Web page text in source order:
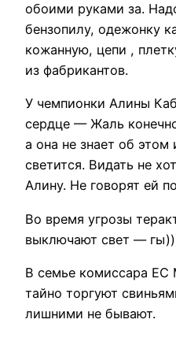
обоими руками за.
бензопилу, одежонку
кожанную, цепи ,
из фабрикантов.
У чемпионки Алины
сердце — Жаль
а она не знает об
светится. Видать не
Алину. Не говорят ей
Во время угрозы
выключают свет —
В семье комиссара
тайно торгуют
лишними не бывают.